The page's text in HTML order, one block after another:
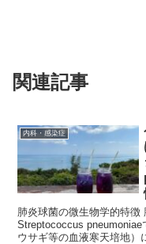
関連記事
内科・感染症
肺炎球菌の微生物学的特徴 肺炎球菌はグラム陽性の双球菌で、学名
Streptococcus pneumoniae
ウサギ等の血液寒天培地）